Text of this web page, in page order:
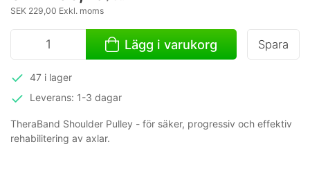
SEK 229,00 Exkl. moms
Lägg i varukorg Spara
47 i lager
Leverans: 1-3 dagar
TheraBand Shoulder Pulley - för säker, progressiv och effektiv
rehabilitering av axlar.